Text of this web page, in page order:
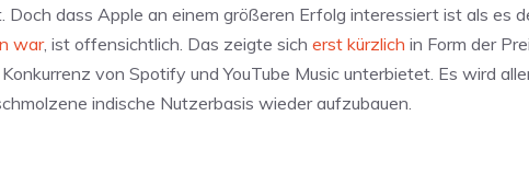
dass Apple an einem größeren Erfolg interessiert ist als es
war, ist offensichtlich. Das zeigte sich erst kürzlich in Form der
von Spotify und YouTube Music unterbietet. Es wird
indische Nutzerbasis wieder aufzubauen.